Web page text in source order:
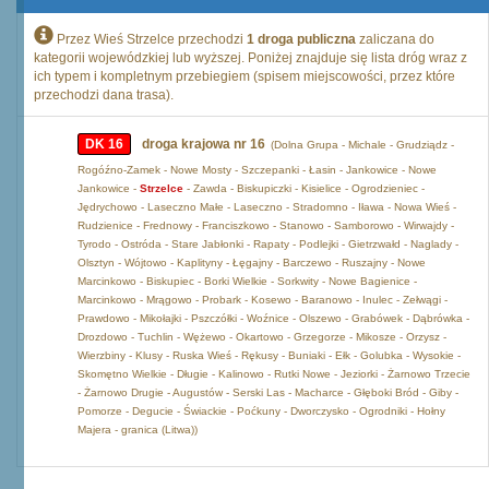
Przez Wieś Strzelce przechodzi 1 droga publiczna zaliczana do
kategorii wojewódzkiej lub wyższej. Poniżej znajduje się lista dróg wraz z
ich typem i kompletnym przebiegiem (spisem miejscowości, przez które
przechodzi dana trasa).
DK 16 droga krajowa nr 16 (Dolna Grupa - Michale - Grudziądz -
Rogóźno-Zamek - Nowe Mosty - Szczepanki - Łasin - Jankowice - Nowe
Jankowice - Strzelce - Zawda - Biskupiczki - Kisielice - Ogrodzieniec -
Jędrychowo - Laseczno Małe - Laseczno - Stradomno - Iława - Nowa Wieś -
Rudzienice - Frednowy - Franciszkowo - Stanowo - Samborowo - Wirwajdy -
Tyrodo - Ostróda - Stare Jabłonki - Rapaty - Podlejki - Gietrzwałd - Naglady -
Olsztyn - Wójtowo - Kaplityny - Łęgajny - Barczewo - Ruszajny - Nowe
Marcinkowo - Biskupiec - Borki Wielkie - Sorkwity - Nowe Bagienice -
Marcinkowo - Mrągowo - Probark - Kosewo - Baranowo - Inulec - Zełwągi -
Prawdowo - Mikołajki - Pszczółki - Woźnice - Olszewo - Grabówek - Dąbrówka -
Drozdowo - Tuchlin - Wężewo - Okartowo - Grzegorze - Mikosze - Orzysz -
Wierzbiny - Klusy - Ruska Wieś - Rękusy - Buniaki - Ełk - Golubka - Wysokie -
Skomętno Wielkie - Długie - Kalinowo - Rutki Nowe - Jeziorki - Żarnowo Trzecie
- Żarnowo Drugie - Augustów - Serski Las - Macharce - Głęboki Bród - Giby -
Pomorze - Degucie - Świackie - Poćkuny - Dworczysko - Ogrodniki - Hołny
Majera - granica (Litwa))